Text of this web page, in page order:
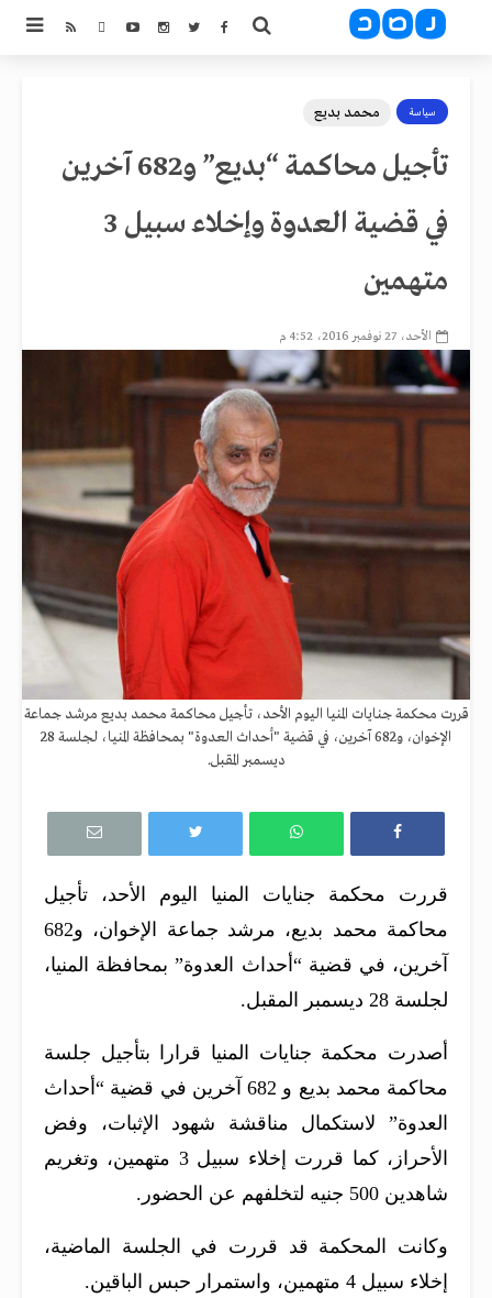
سياسة محمد بديع
تأجيل محاكمة “بديع” و682 آخرين
في قضية العدوة وإخلاء سبيل 3
متهمين
الأحد، 27 نوفمبر 2016، 4:52 م
قررت محكمة جنايات المنيا اليوم الأحد، تأجيل محاكمة محمد بديع مرشد جماعة
الإخوان، و682 آخرين، في قضية "أحداث العدوة" بمحافظة المنيا، لجلسة 28
ديسمبر المقبل.
قررت محكمة جنايات المنيا اليوم الأحد، تأجيل
محاكمة محمد بديع، مرشد جماعة الإخوان، و682
آخرين، في قضية “أحداث العدوة” بمحافظة المنيا،
لجلسة 28 ديسمبر المقبل.
أصدرت محكمة جنايات المنيا قرارا بتأجيل جلسة
محاكمة محمد بديع و 682 آخرين في قضية “أحداث
العدوة” لاستكمال مناقشة شهود الإثبات، وفض
الأحراز، كما قررت إخلاء سبيل 3 متهمين، وتغريم
شاهدين 500 جنيه لتخلفهم عن الحضور.
وكانت المحكمة قد قررت في الجلسة الماضية،
إخلاء سبيل 4 متهمين، واستمرار حبس الباقين.